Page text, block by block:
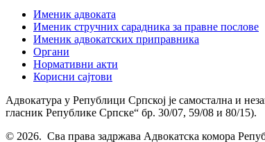
Именик адвоката
Именик стручних сарадника за правне послове
Именик адвокатских приправника
Органи
Нормативни акти
Корисни сајтови
Адвокатура у Републици Српској је самостална и
гласник Републике Српске“ бр. 30/07, 59/08 и 80/15).
© 2026. Сва права задржава Адвокатска комора